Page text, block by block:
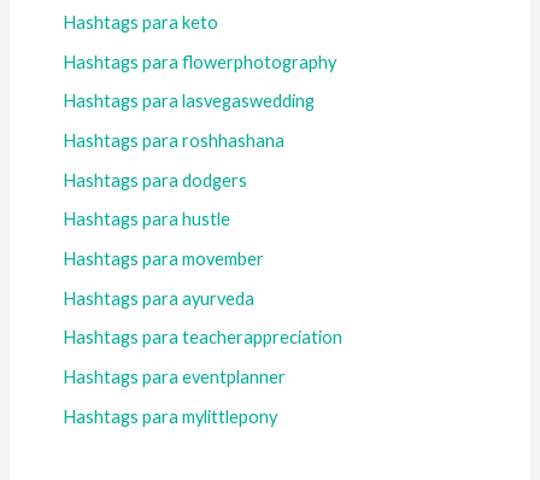
Hashtags para keto
Hashtags para flowerphotography
Hashtags para lasvegaswedding
Hashtags para roshhashana
Hashtags para dodgers
Hashtags para hustle
Hashtags para movember
Hashtags para ayurveda
Hashtags para teacherappreciation
Hashtags para eventplanner
Hashtags para mylittlepony